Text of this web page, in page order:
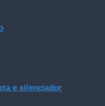
e silenciador